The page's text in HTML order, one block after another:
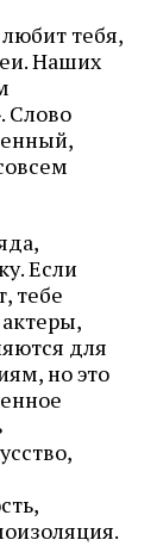
тебя,
Наших
Слово
Если
тебе
для
но это